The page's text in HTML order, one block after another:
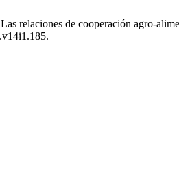
relaciones de cooperación agro-